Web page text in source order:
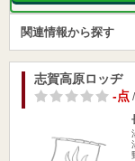
関連情報から探す
志賀高原ロッヂ
-点/